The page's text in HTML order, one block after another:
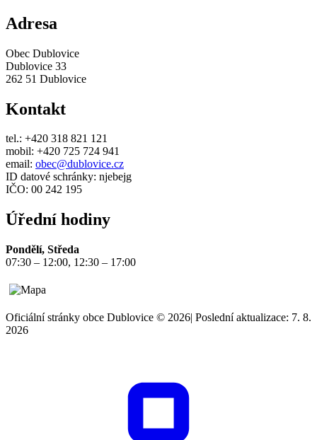
Adresa
Obec Dublovice
Dublovice 33
262 51 Dublovice
Kontakt
tel.: +420 318 821 121
mobil: +420 725 724 941
email: obec@dublovice.cz
ID datové schránky: njebejg
IČO: 00 242 195
Úřední hodiny
Pondělí, Středa
07:30 – 12:00, 12:30 – 17:00
Oficiální stránky obce Dublovice © 2026| Poslední aktualizace: 7. 8.
2026